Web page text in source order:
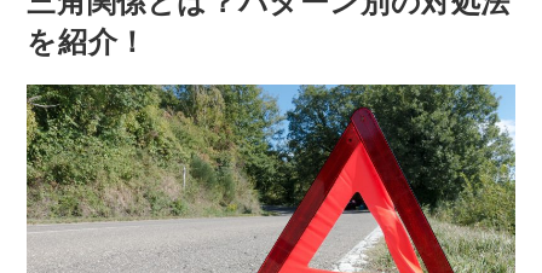
日:
ゴ
を紹介！